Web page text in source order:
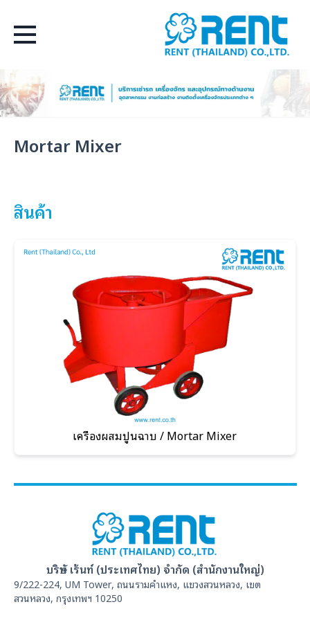
Select Language
▼
Mortar Mixer
สินค้า
เครื่องผสมปูนฉาบ / Mortar Mixer
บริษัท เร้นท์ (ประเทศไทย) จำกัด (สำนักงานใหญ่)
9/222-224, UM Tower, ถนนรามคำแหง, แขวงสวนหลวง, เขต
สวนหลวง, กรุงเทพฯ 10250